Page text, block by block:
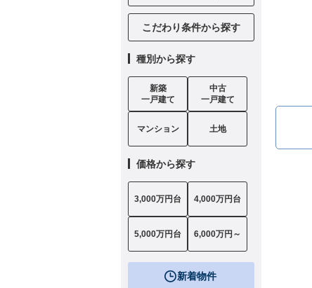
こだわり条件から探す
種別から探す
新築
一戸建て
中古
一戸建て
マンション 土地
価格から探す
3,000万円台 4,000万円台
5,000万円台 6,000万円～
新着物件